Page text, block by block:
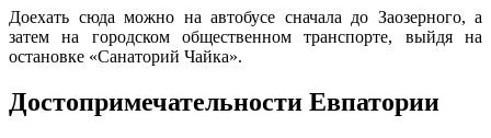
Доехать сюда можно на автобусе сначала до Заозерного, а
затем на городском общественном транспорте, выйдя на
остановке «Санаторий Чайка».
Достопримечательности Евпатории